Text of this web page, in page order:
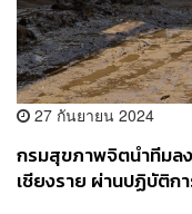
27 กันยายน 2024
กรมสุขภาพจิตนำทีมล
เชียงราย ผ่านปฏิบัติกา